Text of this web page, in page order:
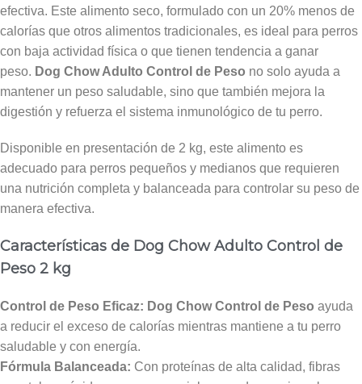
efectiva. Este alimento seco, formulado con un 20% menos de
calorías que otros alimentos tradicionales, es ideal para perros
con baja actividad física o que tienen tendencia a ganar
peso. Dog Chow Adulto Control de Peso no solo ayuda a
mantener un peso saludable, sino que también mejora la
digestión y refuerza el sistema inmunológico de tu perro.
Disponible en presentación de 2 kg, este alimento es
adecuado para perros pequeños y medianos que requieren
una nutrición completa y balanceada para controlar su peso de
manera efectiva.
Características de Dog Chow Adulto Control de
Peso 2 kg
Control de Peso Eficaz: Dog Chow Control de Peso ayuda
a reducir el exceso de calorías mientras mantiene a tu perro
saludable y con energía.
Fórmula Balanceada: Con proteínas de alta calidad, fibras